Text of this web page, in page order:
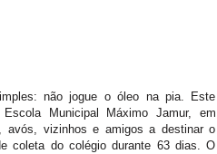
não jogue o óleo na pia. Este
Municipal Máximo Jamur, em
avós, vizinhos e amigos a destinar o
coleta do colégio durante 63 dias. O